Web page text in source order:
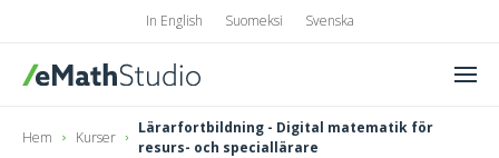
In English Suomeksi Svenska
Hem Kurser
Lärarfortbildning - Digital matematik för
resurs- och speciallärare